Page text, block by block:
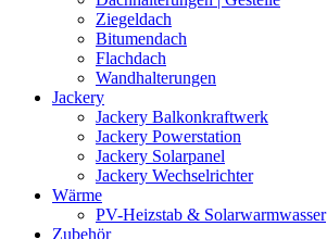
Ziegeldach
Bitumendach
Flachdach
Wandhalterungen
Jackery
Jackery Balkonkraftwerk
Jackery Powerstation
Jackery Solarpanel
Jackery Wechselrichter
Wärme
PV-Heizstab & Solarwarmwasser
Zubehör